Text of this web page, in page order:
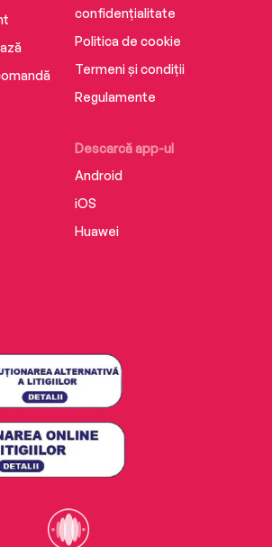
Descarcă app-ul
Android
iOS
Huawei
confidențialitate
Politica de cookie
Termeni și condiții
Regulamente